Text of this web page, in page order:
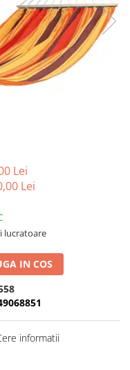
Lei
Lei
lucratoare
IN COS
informatii